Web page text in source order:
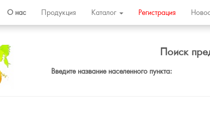
О нас Продукция Каталог Регистрация
Поиск
Введите название населенного пункта: